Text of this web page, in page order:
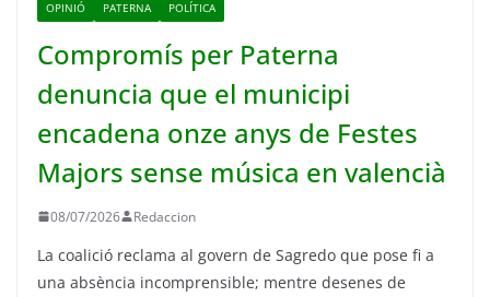
OPINIÓ
PATERNA POLÍTICA
Compromís per Paterna
denuncia que el municipi
encadena onze anys de Festes
Majors sense música en valencià
08/07/2026 Redaccion
La coalició reclama al govern de Sagredo que pose fi a
una absència incomprensible; mentre desenes de